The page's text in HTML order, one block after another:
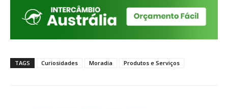
TAGS Curiosidades Moradia Produtos e Serviços